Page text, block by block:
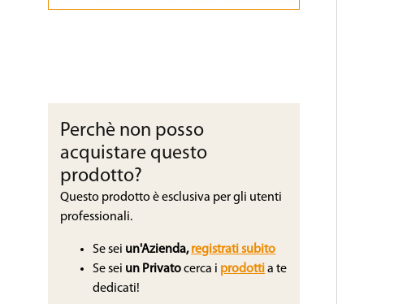
Perchè non posso
acquistare questo
prodotto?
Questo prodotto è esclusiva per gli utenti
professionali.
Se sei un'Azienda, registrati subito
Se sei un Privatocerca i prodottia te
dedicati!